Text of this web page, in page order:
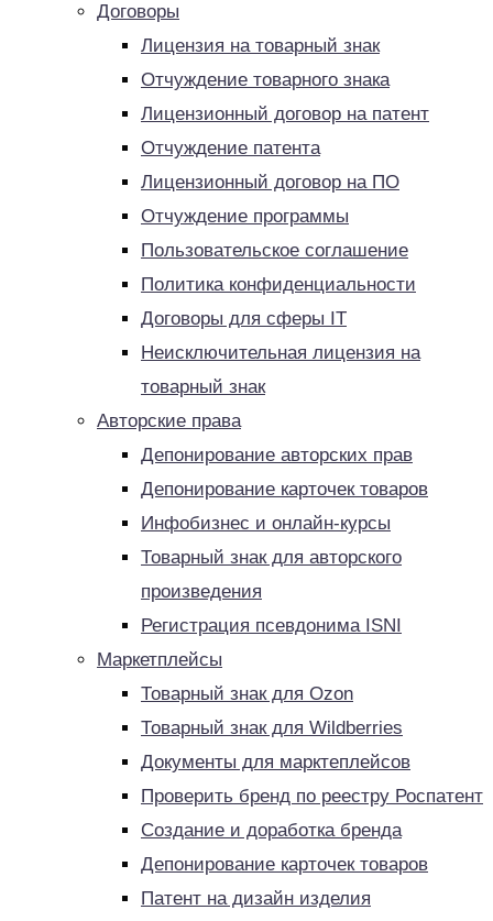
Договоры
Лицензия на товарный знак
Отчуждение товарного знака
Лицензионный договор на патент
Отчуждение патента
Лицензионный договор на ПО
Отчуждение программы
Пользовательское соглашение
Политика конфиденциальности
Договоры для сферы IT
Неисключительная лицензия на
товарный знак
Авторские права
Депонирование авторских прав
Депонирование карточек товаров
Инфобизнес и онлайн-курсы
Товарный знак для авторского
произведения
Регистрация псевдонима ISNI
Маркетплейсы
Товарный знак для Ozon
Товарный знак для Wildberries
Документы для марктеплейсов
Проверить бренд по реестру Роспатент
Создание и доработка бренда
Депонирование карточек товаров
Патент на дизайн изделия